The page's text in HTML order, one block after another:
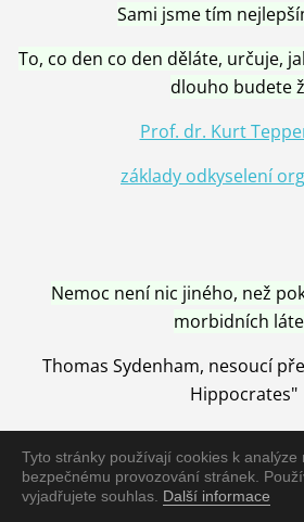
Tyto stránky používají cookies k analýze
bezpečnému provozování stránek.
vyjadřujete souhlas. Další informace
Sami jsme tím
To, co den co den děláte, určuje,
dlouho budete
Prof. dr. Kurt
základy odkyselení
Nemoc není nic jiného, než
morbidních
Thomas Sydenham, nesoucí
Hippocrates"
Nemoc je vyléčena jen pomocí